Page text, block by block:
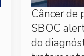
Câncer de
SBOC
do